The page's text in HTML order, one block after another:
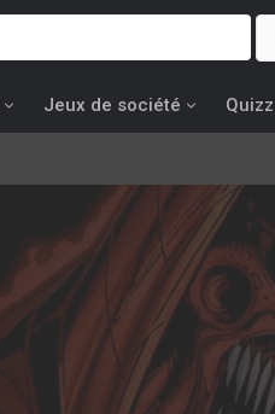
Jeux de société Quizz